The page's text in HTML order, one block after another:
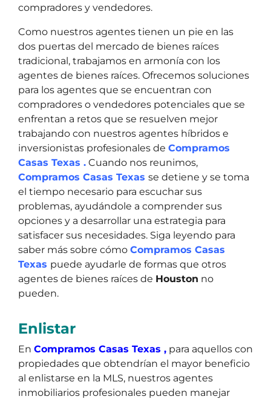
compradores y vendedores.
Como nuestros agentes tienen un pie en las
dos puertas del mercado de bienes raíces
tradicional, trabajamos en armonía con los
agentes de bienes raíces. Ofrecemos soluciones
para los agentes que se encuentran con
compradores o vendedores potenciales que se
enfrentan a retos que se resuelven mejor
trabajando con nuestros agentes híbridos e
inversionistas profesionales de Compramos
Casas Texas . Cuando nos reunimos,
Compramos Casas Texas se detiene y se toma
el tiempo necesario para escuchar sus
problemas, ayudándole a comprender sus
opciones y a desarrollar una estrategia para
satisfacer sus necesidades. Siga leyendo para
saber más sobre cómo Compramos Casas
Texas puede ayudarle de formas que otros
agentes de bienes raíces de Houston no
pueden.
Enlistar
En Compramos Casas Texas , para aquellos con
propiedades que obtendrían el mayor beneficio
al enlistarse en la MLS, nuestros agentes
inmobiliarios profesionales pueden manejar